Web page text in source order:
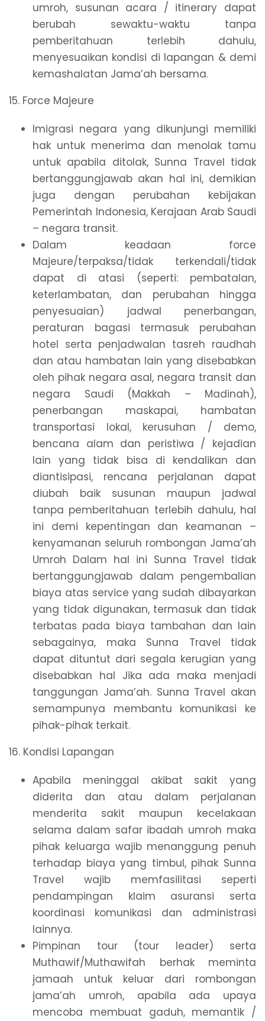
umroh, susunan acara / itinerary dapat
berubah sewaktu-waktu tanpa
pemberitahuan terlebih dahulu,
menyesuaikan kondisi di lapangan & demi
kemashalatan Jama’ah bersama.
15. Force Majeure
Imigrasi negara yang dikunjungi memiliki
hak untuk menerima dan menolak tamu
untuk apabila ditolak, Sunna Travel tidak
bertanggungjawab akan hal ini, demikian
juga dengan perubahan kebijakan
Pemerintah Indonesia, Kerajaan Arab Saudi
– negara transit.
Dalam keadaan force
Majeure/terpaksa/tidak terkendali/tidak
dapat di atasi (seperti: pembatalan,
keterlambatan, dan perubahan hingga
penyesuaian) jadwal penerbangan,
peraturan bagasi termasuk perubahan
hotel serta penjadwalan tasreh raudhah
dan atau hambatan lain yang disebabkan
oleh pihak negara asal, negara transit dan
negara Saudi (Makkah – Madinah),
penerbangan maskapai, hambatan
transportasi lokal, kerusuhan / demo,
bencana alam dan peristiwa / kejadian
lain yang tidak bisa di kendalikan dan
diantisipasi, rencana perjalanan dapat
diubah baik susunan maupun jadwal
tanpa pemberitahuan terlebih dahulu, hal
ini demi kepentingan dan keamanan –
kenyamanan seluruh rombongan Jama’ah
Umroh Dalam hal ini Sunna Travel tidak
bertanggungjawab dalam pengembalian
biaya atas service yang sudah dibayarkan
yang tidak digunakan, termasuk dan tidak
terbatas pada biaya tambahan dan lain
sebagainya, maka Sunna Travel tidak
dapat dituntut dari segala kerugian yang
disebabkan hal Jika ada maka menjadi
tanggungan Jama’ah. Sunna Travel akan
semampunya membantu komunikasi ke
pihak-pihak terkait.
16. Kondisi Lapangan
Apabila meninggal akibat sakit yang
diderita dan atau dalam perjalanan
menderita sakit maupun kecelakaan
selama dalam safar ibadah umroh maka
pihak keluarga wajib menanggung penuh
terhadap biaya yang timbul, pihak Sunna
Travel wajib memfasilitasi seperti
pendampingan klaim asuransi serta
koordinasi komunikasi dan administrasi
lainnya.
Pimpinan tour (tour leader) serta
Muthawif/Muthawifah berhak meminta
jamaah untuk keluar dari rombongan
jama’ah umroh, apabila ada upaya
mencoba membuat gaduh, memantik /